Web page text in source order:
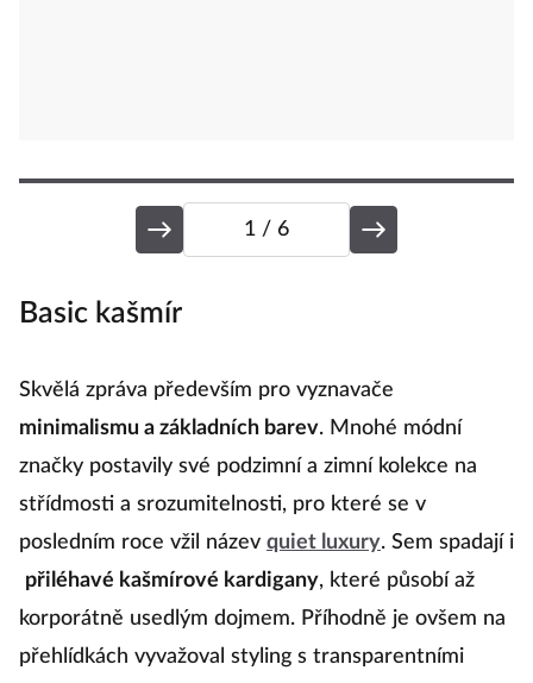
1 / 6
Basic kašmír
Skvělá zpráva především pro vyznavače
minimalismu a základních barev. Mnohé módní
značky postavily své podzimní a zimní kolekce na
střídmosti a srozumitelnosti, pro které se v
posledním roce vžil název quiet luxury. Sem spadají i
přiléhavé kašmírové kardigany, které působí až
korporátně usedlým dojmem. Příhodně je ovšem na
přehlídkách vyvažoval styling s transparentními